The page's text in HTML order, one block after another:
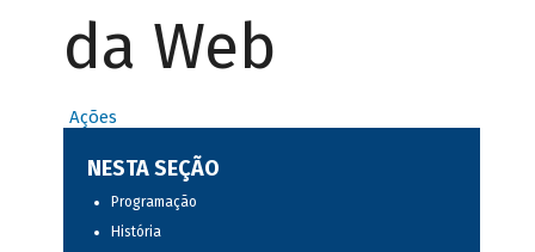
da Web
Ações
NESTA SEÇÃO
Programação
História